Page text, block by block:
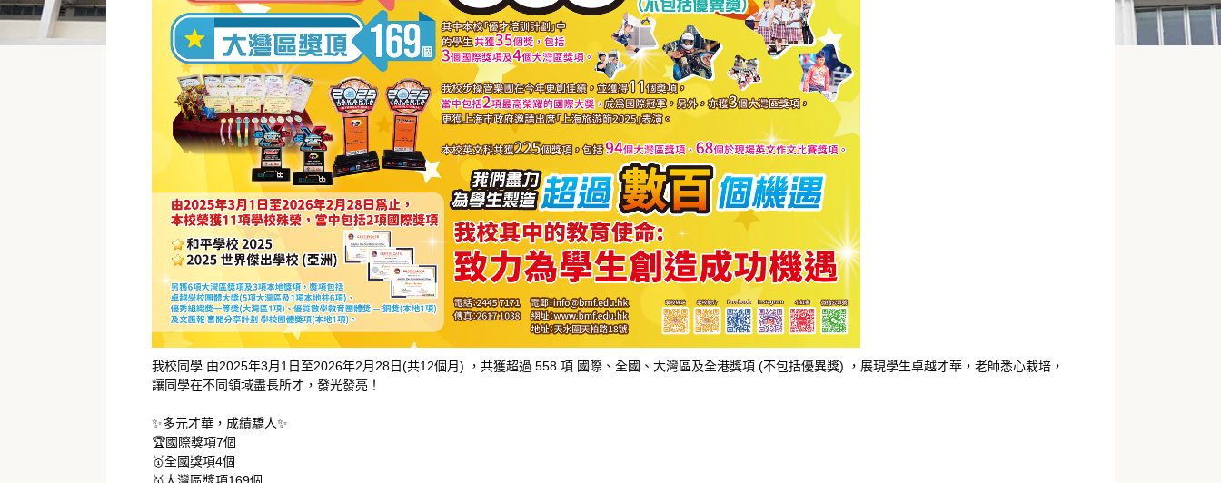
我校同學 由2025年3月1日至2026年2月28日(共12個月) ，共獲超過 558 項 國際、全國、大灣區及全港獎項 (不包括優異獎) ，展現學生卓越才華，老師悉心栽培，
讓同學在不同領域盡長所才，發光發亮！
✨多元才華，成績驕人✨
🏆國際獎項7個
🥇全國獎項4個